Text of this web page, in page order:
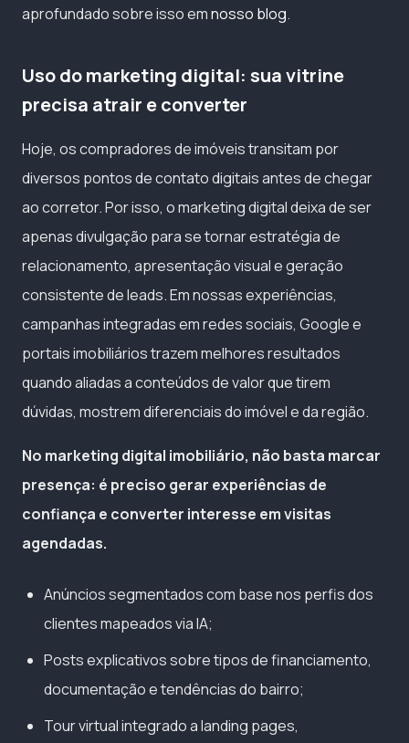
aprofundado sobre isso emnosso blog.
Uso do marketing digital: sua vitrine
precisa atrair e converter
Hoje, os compradores de imóveis transitam por
diversos pontos de contato digitais antes de chegar
ao corretor. Por isso, o marketing digital deixa de ser
apenas divulgação para se tornar estratégia de
relacionamento, apresentação visual e geração
consistente de leads. Em nossas experiências,
campanhas integradas em redes sociais, Google e
portais imobiliários trazem melhores resultados
quando aliadas a conteúdos de valor que tirem
dúvidas, mostrem diferenciais do imóvel e da região.
No marketing digital imobiliário, não basta marcar
presença: é preciso gerar experiências de
confiança e converter interesse em visitas
agendadas.
Anúncios segmentados com base nos perfis dos
clientes mapeados via IA;
Posts explicativos sobre tipos de financiamento,
documentação e tendências do bairro;
Tour virtual integrado a landing pages,